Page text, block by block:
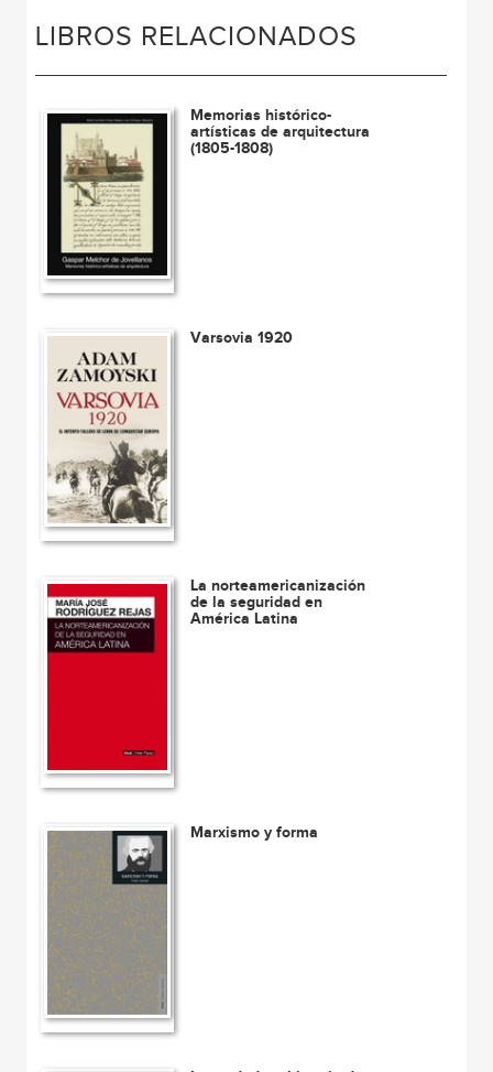
LIBROS RELACIONADOS
Memorias histórico-
artísticas de arquitectura
(1805-1808)
Varsovia 1920
La norteamericanización
de la seguridad en
América Latina
Marxismo y forma